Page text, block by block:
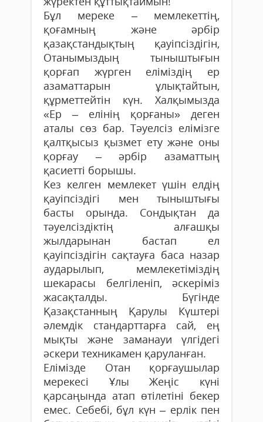
Бұл мереке – мемлекеттің,
қоғамның және әрбір
қазақстандықтың қауіпсіздігін,
Отанымыздың тыныштығын
қорғап жүрген еліміздің ер
азаматтарын ұлықтайтын,
құрметтейтін күн. Халқымызда
«Ер – елінің қорғаны» деген
аталы сөз бар. Тәуелсіз елімізге
қалтқысыз қызмет ету және оны
қорғау – әрбір азаматтың
қасиетті борышы.
Кез келген мемлекет үшін елдің
қауіпсіздігі мен тыныштығы
басты орында. Сондықтан да
тәуелсіздіктің алғашқы
жылдарынан бастап ел
қауіпсіздігін сақтауға баса назар
аударылып, мемлекетіміздің
шекарасы белгіленіп, әскеріміз
жасақталды. Бүгінде
Қазақстанның Қарулы Күштері
әлемдік стандарттарға сай, ең
мықты және заманауи үлгідегі
әскери техникамен қаруланған.
Елімізде Отан қорғаушылар
мерекесі Ұлы Жеңіс күні
қарсаңында атап өтілетіні бекер
емес. Себебі, бұл күн – ерлік пен